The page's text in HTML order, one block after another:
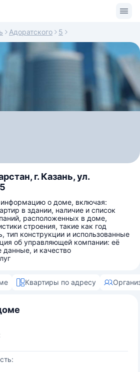
Адоратского 5
г. Казань, ул.
о доме, включая:
в здании, наличие и список
расположенных в доме,
строения, такие как год
тип конструкции и использованные
об управляющей компании: её
данные, и качество
Квартиры по адресу